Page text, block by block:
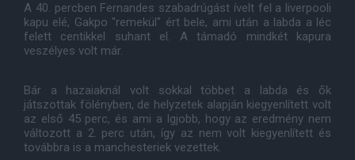
A 40. percben Fernandes szabadrúgást ívelt fel a liverpooli
kapu elé, Gakpo "remekül" ért bele, ami után a labda a léc
felett centikkel suhant el. A támadó mindkét kapura
veszélyes volt már.
Bár a hazaiaknál volt sokkal többet a labda és ők
játszottak fölényben, de helyzetek alapján kiegyenlített volt
az első 45 perc, és ami a lgjobb, hogy az eredmény nem
változott a 2. perc után, így az nem volt kiegyenlített és
továbbra is a manchesteriek vezettek.